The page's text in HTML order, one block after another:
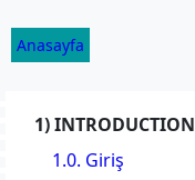
geçAnasayfa
1) INTRODUCTION
1.0. Giriş